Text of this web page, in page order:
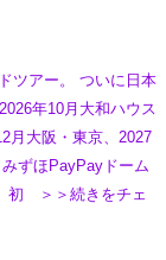
ツアー。 ついに日本
年10月大和ハウス
月大阪・東京、2027
ずほPayPayドーム
初 ＞＞続きをチェ